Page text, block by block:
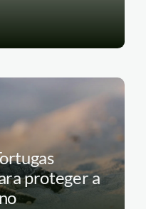
proteger a